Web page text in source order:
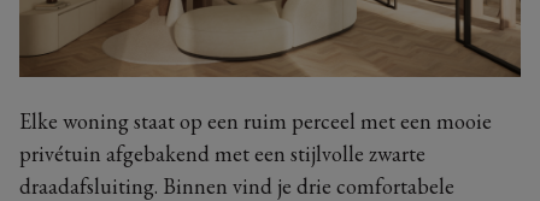
Elke woning staat op een ruim perceel met een mooie
privétuin afgebakend met een stijlvolle zwarte
draadafsluiting. Binnen vind je drie comfortabele